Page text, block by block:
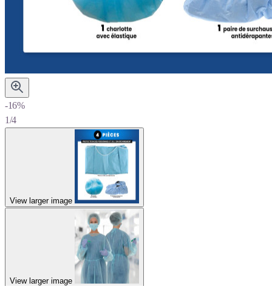
-16%
1/4
View larger image
View larger image